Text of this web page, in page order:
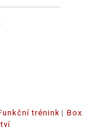
trénink
Box